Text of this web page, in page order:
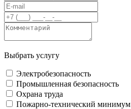
Выбрать услугу
Электробезопасность
Промышленная безопасность
Охрана труда
Пожарно-технический минимум